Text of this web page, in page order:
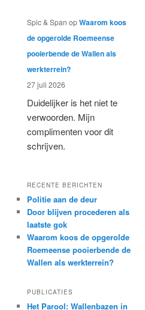
Spic & Span opWaarom koos
de opgerolde Roemeense
pooierbende de Wallen als
werkterrein?
27 juli 2026
Duidelijker is het niet te
verwoorden. Mijn
complimenten voor dit
schrijven.
RECENTE BERICHTEN
Politie aan de deur
Door blijven procederen als
laatste gok
Waarom koos de opgerolde
Roemeense pooierbende de
Wallen als werkterrein?
PUBLICATIES
Het Parool: Wallenbazen in